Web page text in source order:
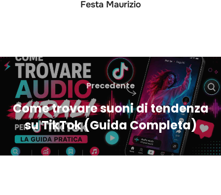
Festa Maurizio
Precedente
Come trovare suoni di tendenza
su TikTok (Guida Completa)